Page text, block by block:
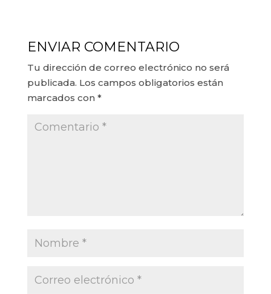
ENVIAR COMENTARIO
Tu dirección de correo electrónico no será
publicada. Los campos obligatorios están
marcados con *